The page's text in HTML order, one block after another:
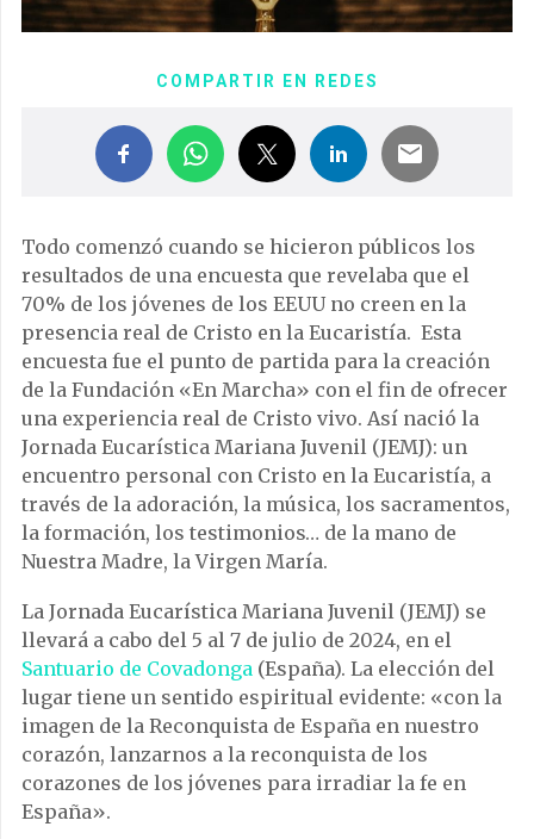
COMPARTIR EN REDES
Todo comenzó cuando se hicieron públicos los
resultados de una encuesta que revelaba que el
70% de los jóvenes de los EEUU no creen en la
presencia real de Cristo en la Eucaristía. Esta
encuesta fue el punto de partida para la creación
de la Fundación «En Marcha» con el fin de ofrecer
una experiencia real de Cristo vivo. Así nació la
Jornada Eucarística Mariana Juvenil (JEMJ): un
encuentro personal con Cristo en la Eucaristía, a
través de la adoración, la música, los sacramentos,
la formación, los testimonios… de la mano de
Nuestra Madre, la Virgen María.
La Jornada Eucarística Mariana Juvenil (JEMJ) se
llevará a cabo del 5 al 7 de julio de 2024, en el
Santuario de Covadonga (España). La elección del
lugar tiene un sentido espiritual evidente: «con la
imagen de la Reconquista de España en nuestro
corazón, lanzarnos a la reconquista de los
corazones de los jóvenes para irradiar la fe en
España».